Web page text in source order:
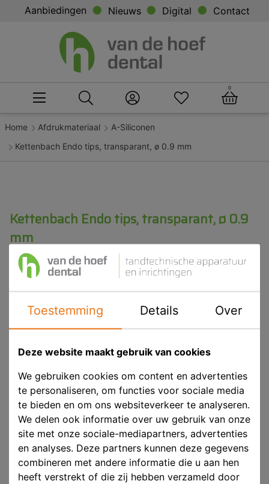
Aanbiedingen Nieuws Digital Contact
0
Home Afdrukmateriaal
A-Siliconen
Kettenbach Endo tips, transparant, ø 0.9 mm
Kettenbach Endo tips, transparant, ø 0.9
mm
Product ID
KET 17224
Voorraad
Niet voorradig
Diameter (mm)
Ø 0,9
Eenheid
50st.
Kleur
Transparant
Merk
Kettenbach
Productbeschrijving
50 tips voor mengtips bruin ø 2.5 mm
Toestemming Details Over
Deze website maakt gebruik van cookies
We gebruiken cookies om content en advertenties
te personaliseren, om functies voor sociale media
te bieden en om ons websiteverkeer te analyseren.
We delen ook informatie over uw gebruik van onze
site met onze sociale-mediapartners, advertenties
en analyses. Deze partners kunnen deze gegevens
combineren met andere informatie die u aan hen
heeft verstrekt of die zij hebben verzameld door